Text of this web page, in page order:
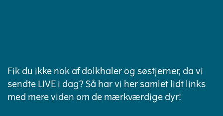
Fik du ikke nok af dolkhaler og søstjerner, da vi
sendte LIVE i dag? Så har vi her samlet lidt links
med mere viden om de mærkværdige dyr!